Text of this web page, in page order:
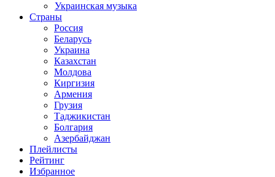
Украинская музыка
Страны
Россия
Беларусь
Украина
Казахстан
Молдова
Киргизия
Армения
Грузия
Таджикистан
Болгария
Азербайджан
Плейлисты
Рейтинг
Избранное